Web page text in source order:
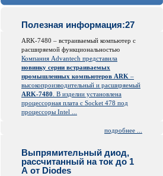
Полезная информация:27
ARK-7480 – встраиваемый компьютер с
расширяемой функциональностью
Компания Advantech представила
новинку серии встраиваемых
промышленных компьютеров ARK –
высокопроизводительный и расширяемый
ARK-7480 . В изделии установлена
процессорная плата с Socket 478 под
процессоры Intel ...
подробнее ...
Выпрямительный диод,
рассчитанный на ток до 1
А от Diodes